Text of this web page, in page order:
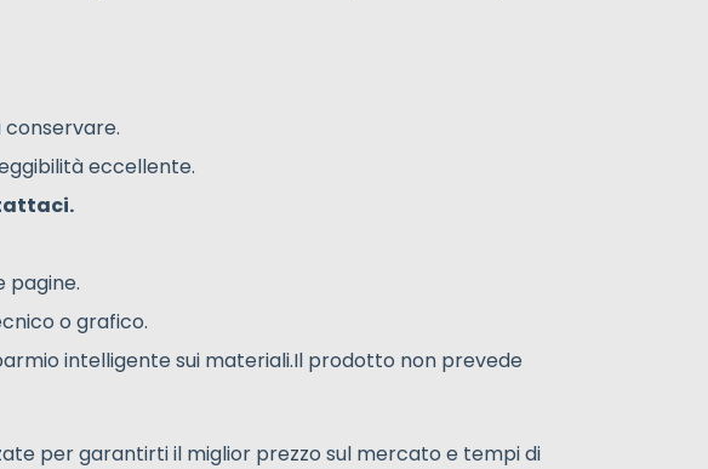
conservare.
eccellente.
pagine.
o grafico.
intelligente sui materiali.Il prodotto non prevede
per garantirti il miglior prezzo sul mercato e tempi di